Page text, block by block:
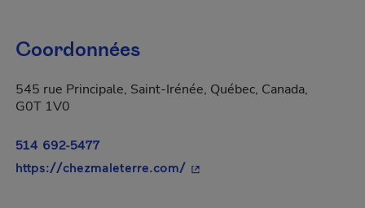
Coordonnées
545 rue Principale, Saint-Irénée, Québec, Canada,
G0T 1V0
514 692-5477
https://chezmaleterre.com/- Cet hyperlien s'ouvrira